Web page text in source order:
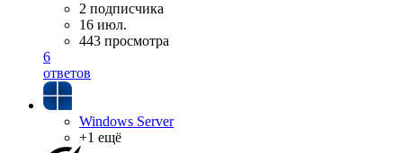
2 подписчика
16 июл.
443 просмотра
6
ответов
Windows Server
+1 ещё